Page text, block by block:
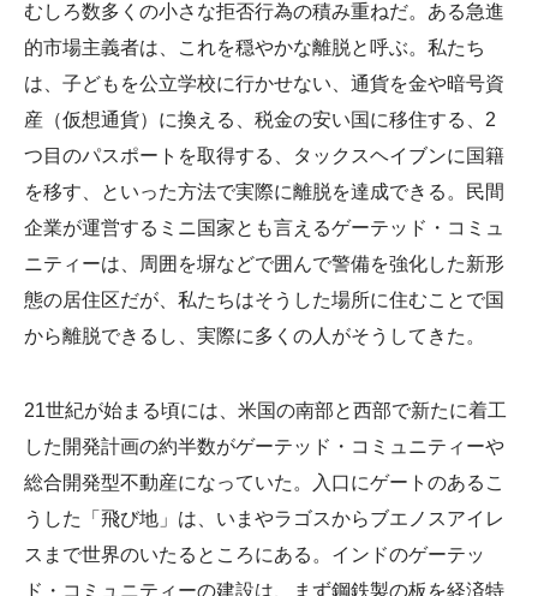
むしろ数多くの小さな拒否行為の積み重ねだ。ある急進
的市場主義者は、これを穏やかな離脱と呼ぶ。私たち
は、子どもを公立学校に行かせない、通貨を金や暗号資
産（仮想通貨）に換える、税金の安い国に移住する、2
つ目のパスポートを取得する、タックスヘイブンに国籍
を移す、といった方法で実際に離脱を達成できる。民間
企業が運営するミニ国家とも言えるゲーテッド・コミュ
ニティーは、周囲を塀などで囲んで警備を強化した新形
態の居住区だが、私たちはそうした場所に住むことで国
から離脱できるし、実際に多くの人がそうしてきた。
21世紀が始まる頃には、米国の南部と西部で新たに着工
した開発計画の約半数がゲーテッド・コミュニティーや
総合開発型不動産になっていた。入口にゲートのあるこ
うした「飛び地」は、いまやラゴスからブエノスアイレ
スまで世界のいたるところにある。インドのゲーテッ
ド・コミュニティーの建設は、まず鋼鉄製の板を経済特